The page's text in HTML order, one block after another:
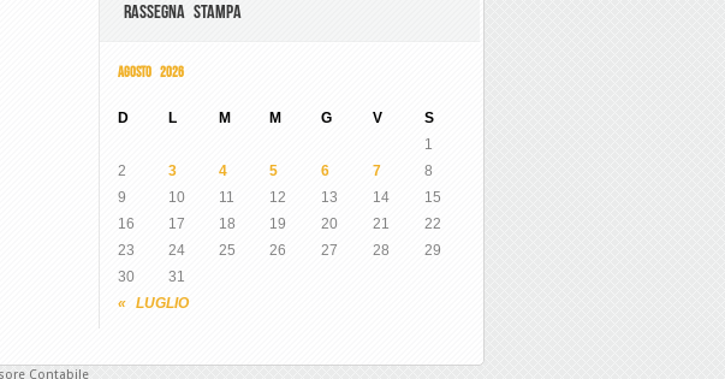
RASSEGNA STAMPA
AGOSTO 2026
D L M M G V S
« LUGLIO
1
2
3 4 5 6 7
8
9
10 11 12 13 14
15
16
17 18 19 20 21
22
23
24 25 26 27 28
29
30
31
Contabile